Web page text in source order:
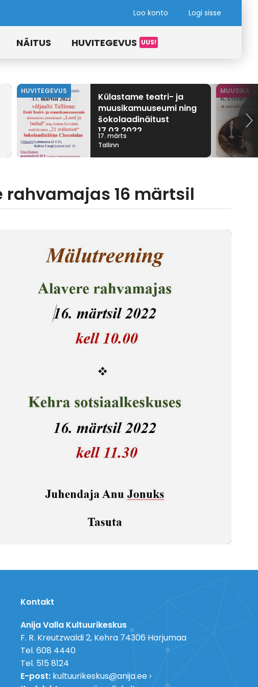
Loo konto Logi sisse
NÄITUS HUVITEGEVUS
HUVITEGEVUS
Külastame teatri- ja
muusikamuuseumi ning
šokolaadinäitust
17.03.2022
17. märts
Tallinn
MUUSIKA
16 märtsil
Kontakt
Anija Valla Kultuurikeskus
F. R. Kreutzwaldi 2, Kehra 74306 Harjumaa
Tel. 608 4440
Tel. 515 8124
E-post: kultuurikeskus@anija.ee